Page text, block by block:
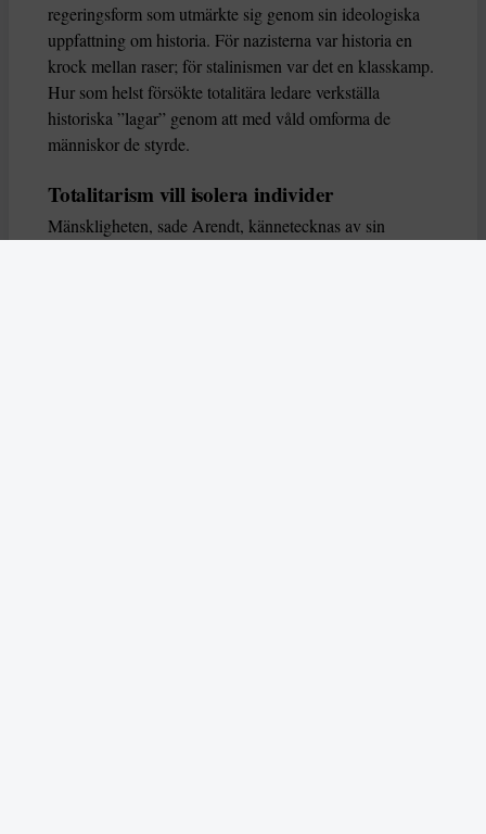
regeringsform som utmärkte sig genom sin ideologiska
uppfattning om historia. För nazisterna var historia en
krock mellan raser; för stalinismen var det en klasskamp.
Hur som helst försökte totalitära ledare verkställa
historiska ”lagar” genom att med våld omforma de
människor de styrde.
Totalitarism vill isolera individer
Mänskligheten, sade Arendt, kännetecknas av sin